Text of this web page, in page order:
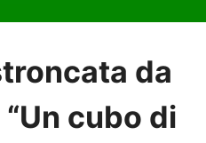
da
cubo di